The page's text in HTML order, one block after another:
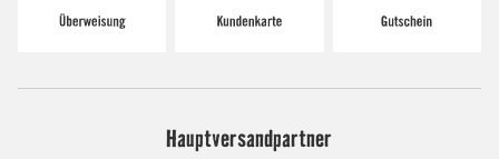
Hauptversandpartner